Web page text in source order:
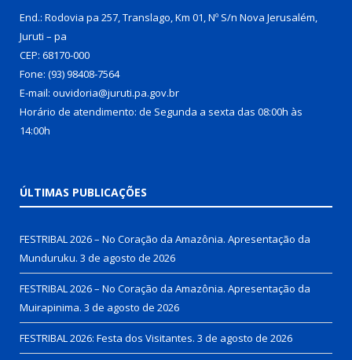
End.: Rodovia pa 257, Translago, Km 01, Nº S/n Nova Jerusalém,
Juruti – pa
CEP: 68170-000
Fone: (93) 98408-7564
E-mail: ouvidoria@juruti.pa.gov.br
Horário de atendimento: de Segunda a sexta das 08:00h às
14:00h
ÚLTIMAS PUBLICAÇÕES
FESTRIBAL 2026 – No Coração da Amazônia. Apresentação da
Munduruku. 3 de agosto de 2026
FESTRIBAL 2026 – No Coração da Amazônia. Apresentação da
Muirapinima. 3 de agosto de 2026
FESTRIBAL 2026: Festa dos Visitantes. 3 de agosto de 2026